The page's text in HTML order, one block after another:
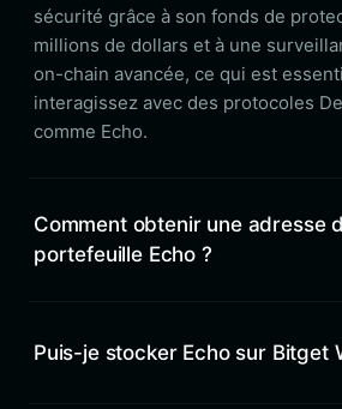
sécurité grâce à son fonds de
millions de dollars et à une
on-chain avancée, ce qui est
interagissez avec des protocoles
comme Echo.
Comment obtenir une adresse
portefeuille Echo ?
Puis-je stocker Echo sur Bitget